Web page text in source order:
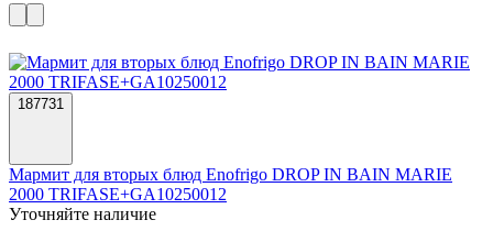
187731
Мармит для вторых блюд Enofrigo DROP IN BAIN MARIE
2000 TRIFASE+GA10250012
Уточняйте наличие